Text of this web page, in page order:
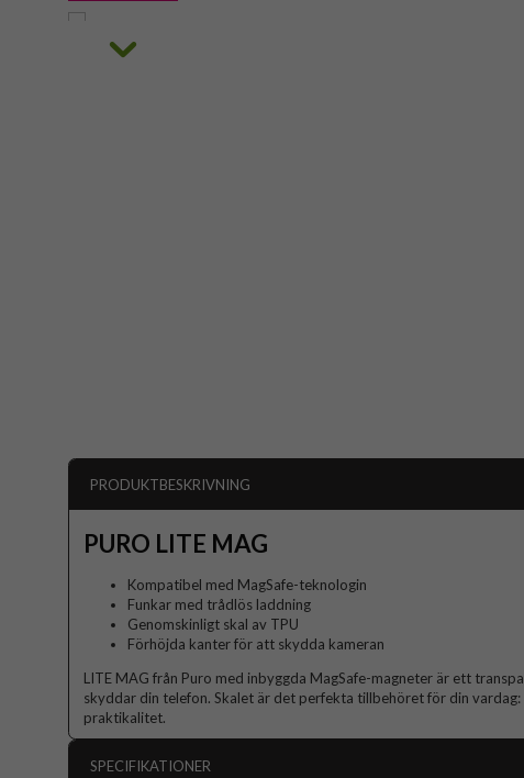
PRODUKTBESKRIVNING
PURO LITE MAG
Kompatibel med MagSafe-teknologin
Funkar med trådlös laddning
Genomskinligt skal av TPU
Förhöjda kanter för att skydda kameran
LITE MAG från Puro med inbyggda MagSafe-magneter är ett
skyddar din telefon. Skalet är det perfekta tillbehöret för din
praktikalitet.
SPECIFIKATIONER